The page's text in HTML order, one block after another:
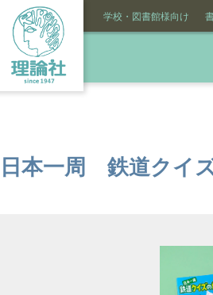
学校・図書館様向け
日本一周 鉄道クイ